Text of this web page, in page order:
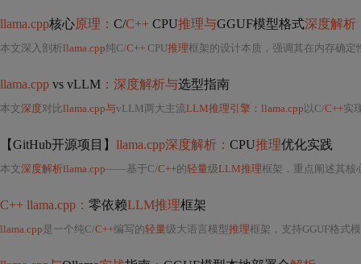
llama.cpp核心原理： C/C++ CPU推理与GGUF模型格式深度解析
本文深入剖析llama.cpp纯C/C++ CPU推理框架的设计本质，强调其在内存确定性、启动延迟归零和跨平台移植性上的
llama.cpp vs vLLM ：深度解析与选型指南
本文深度对比llama.cpp与vLLM两大主流LLM推理引擎：llama.cpp 以C/C++实
【GitHub开源项目】 llama.cpp深度解析： CPU推理优化实践
本文深度解析llama.cpp——基于C/C++的轻量级LLM推理框架，重点阐述其核心组件GGML张
C++ llama.cpp： 零依赖LLM推理框架
llama.cpp是一个纯C/C++编写的轻量级大语言模型推理框架，支持GGUF格式模型、2~8位量化、CPU/GPU混合加速及跨平台部署。其